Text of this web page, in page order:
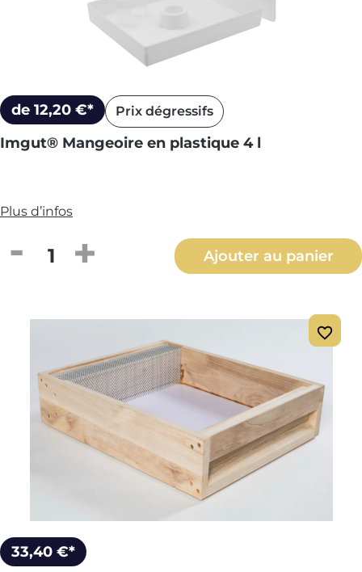
de 12,20 €* Prix dégressifs
Imgut® Mangeoire en plastique 4 l
Plus d’infos
Quantité de produit : Entrez la
Ajouter au panier
33,40 €*